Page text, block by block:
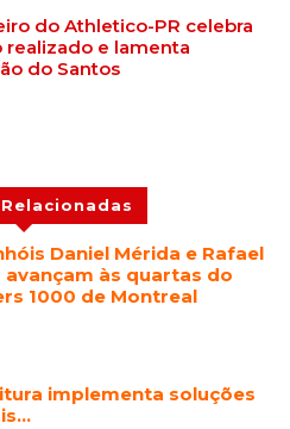
do Athletico-PR celebra
realizado e lamenta
do Santos
Daniel Mérida e Rafael
avançam às quartas do
1000 de Montreal
implementa soluções